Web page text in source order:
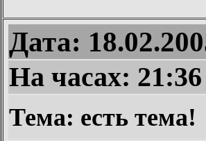
Дата:
На часах: 21:36
Тема: есть тема!